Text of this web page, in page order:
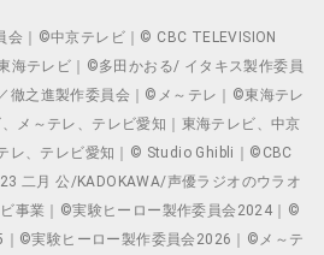
会｜©中京テレビ｜© CBC TELEVISION
海テレビ｜©多田かおる/ イタキス製作委員
徹之進製作委員会｜©メ～テレ｜©東海テレ
メ～テレ、テレビ愛知｜東海テレビ、中京
レ、テレビ愛知｜© Studio Ghibli｜©CBC
二月 公/KADOKAWA/声優ラジオのウラオ
事業｜©実験ヒーロー製作委員会2024｜©
©実験ヒーロー製作委員会2026｜©メ～テ